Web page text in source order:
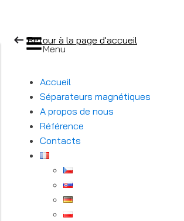
Menu
Accueil
Séparateurs magnétiques
A propos de nous
Référence
Contacts
Retour à la page d'accueil